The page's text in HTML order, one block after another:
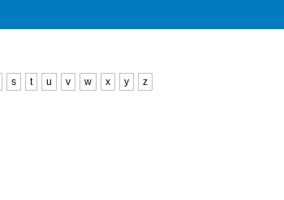
s t u v w x y z